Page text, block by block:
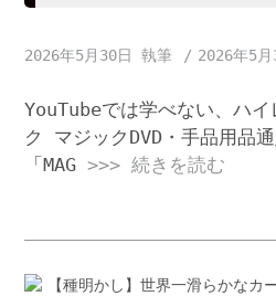
2026年5月30日 2026年5月
YouTubeでは学べない、ハ
ク マジックDVD・手品用品
「MAG >>> 続きを読む